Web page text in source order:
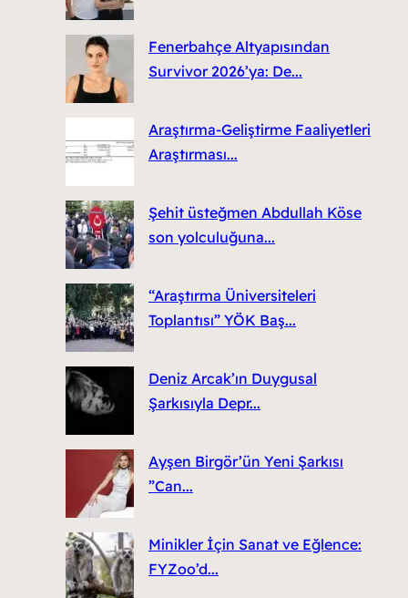
Fenerbahçe Altyapısından
Survivor 2026’ya: De...
Araştırma-Geliştirme Faaliyetleri
Araştırması...
Şehit üsteğmen Abdullah Köse
son yolculuğuna...
“Araştırma Üniversiteleri
Toplantısı” YÖK Baş...
Deniz Arcak’ın Duygusal
Şarkısıyla Depr...
Ayşen Birgör’ün Yeni Şarkısı
”Can...
Minikler İçin Sanat ve Eğlence:
FYZoo’d...